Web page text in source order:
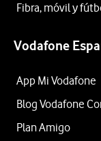
Fibra, móvil y
Vodafone
App Mi Vodafone
Blog Vodafone
Plan Amigo